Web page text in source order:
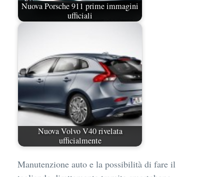
Nuova Porsche 911 prime immagini
ufficiali
Nuova Volvo V40 rivelata
ufficialmente
Manutenzione auto e la possibilità di fare il